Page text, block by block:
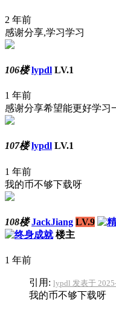
2 年前
感谢分享,学习学习
106楼 lypdl LV.1
1 年前
感谢分享希望能更好学习
107楼 lypdl LV.1
1 年前
我的币不够下载呀
108楼 JackJiang LV.9
楼主
1 年前
引用: lypdl 发表于
我的币不够下载呀